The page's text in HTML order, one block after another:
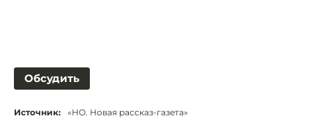
Обсудить
Источник: «НО. Новая рассказ-газета»